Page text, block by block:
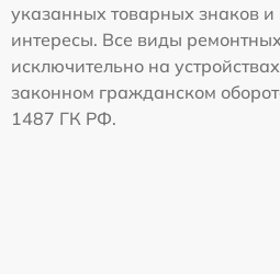
указанных товарных знаков и
интересы. Все виды
исключительно на
законном гражданском
1487 ГК РФ.